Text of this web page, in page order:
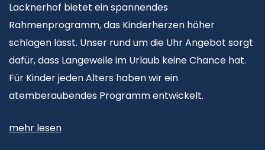
Lacknerhof bietet ein spannendes
Rahmenprogramm, das Kinderherzen höher
schlagen lässt. Unser rund um die Uhr Angebot sorgt
dafür, dass Langeweile im Urlaub keine Chance hat.
Für Kinder jeden Alters haben wir ein
atemberaubendes Programm entwickelt.
mehr lesen